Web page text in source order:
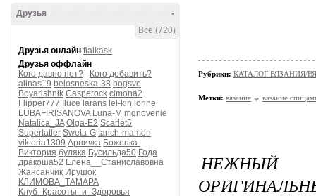
-
Друзья
Все (720)
Друзья онлайн fialkask
Друзья оффлайн
Кого давно нет?
Кого добавить?
alinas19 belosneska-38 bogsve
Boyarishnik Casperock cimona2
Flipper777
Iluce larans lel-kin lorine
LUBAFIRISANOVA Luna-M mgnovenie
Natalica_JA Olga-E2 Scarlet5
Supertatler Sweta-G tanch-mamon
viktoria1309 Арничка Боженка-
Виктория буляка Бусильда50 Года
дракоша52 Елена__Станиславовна
Жансанчик Ирушок
КЛИМОВА_ТАМАРА
Клуб_Красоты_и_Здоровья
Рубрики: КАТАЛОГ ВЯЗАНИЯ/
Метки: вязание вязание
НЕЖНЫЙ